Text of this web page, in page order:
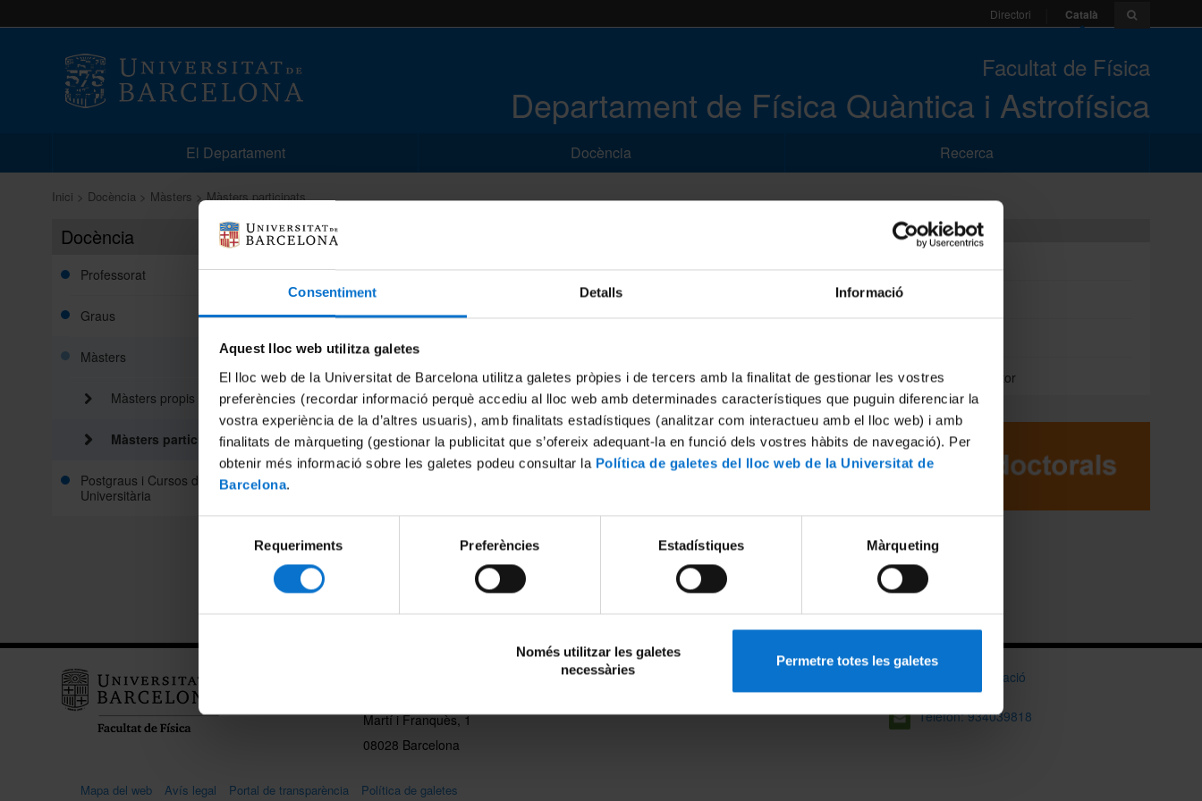
Consentiment Detalls Informació
Aquest lloc web utilitza galetes
El lloc web de la Universitat de Barcelona utilitza galetes pròpies i de tercers amb la finalitat de gestionar les vostres
preferències (recordar informació perquè accediu al lloc web amb determinades característiques que puguin diferenciar la
vostra experiència de la d’altres usuaris), amb finalitats estadístiques (analitzar com interactueu amb el lloc web) i amb
finalitats de màrqueting (gestionar la publicitat que s’ofereix adequant-la en funció dels vostres hàbits de navegació). Per
obtenir més informació sobre les galetes podeu consultar la Política de galetes del lloc web de la Universitat de
Barcelona.
consentiment
Requeriments Preferències Estadístiques Màrqueting
Només utilitzar les galetes
necessàries
Permetre totes les galetes
Directori Català
Facultat de Física
Departament de Física Quàntica i Astrofísica
El Departament Docència Recerca
Inici Docència Màsters Màsters participats
Docència
Professorat
Graus
Màsters
Màsters propis
Màsters participats
Postgraus i Cursos d'Extensió
Universitària
Física Avançada
Física Nuclear
Enginyeria biomèdica
Nanociència i Nanotecnologia
Formació del Professorat de Secundària Obligatòria i Batxillerat, Formació
Divulgació
Eclipse Calculator
Departament de Física Quàntica i
Martí i Franquès, 1
08028 Barcelona
Bústia d'informació
Telèfon: 934039818
Mapa del web Avís legal Portal de transparència Política de galetes